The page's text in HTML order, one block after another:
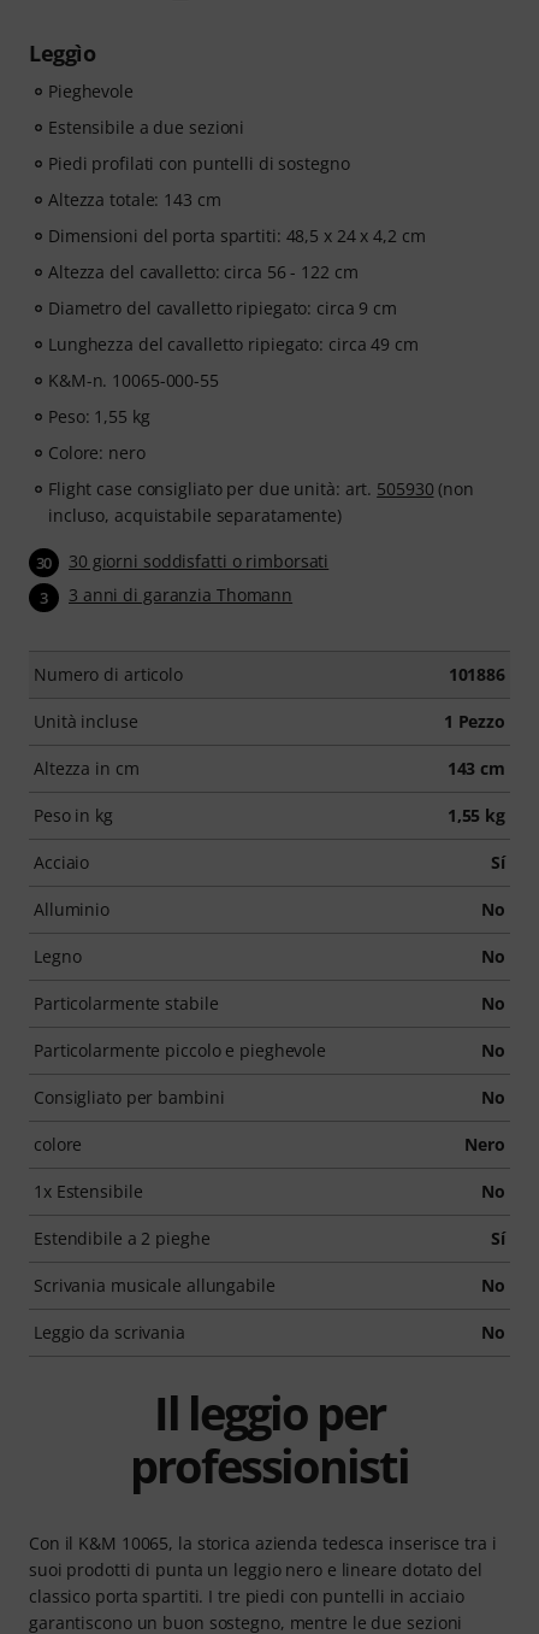
Leggìo
Pieghevole
Estensibile a due sezioni
Piedi profilati con puntelli di sostegno
Altezza totale: 143 cm
Dimensioni del porta spartiti: 48,5 x 24 x 4,2 cm
Altezza del cavalletto: circa 56 - 122 cm
Diametro del cavalletto ripiegato: circa 9 cm
Lunghezza del cavalletto ripiegato: circa 49 cm
K&M-n. 10065-000-55
Peso: 1,55 kg
Colore: nero
Flight case consigliato per due unità: art. 505930 (non
incluso, acquistabile separatamente)
30 30 giorni soddisfatti o rimborsati
3 3 anni di garanzia Thomann
Numero di articolo 101886
Unità incluse 1 Pezzo
Altezza in cm 143 cm
Peso in kg 1,55 kg
Acciaio Sí
Alluminio No
Legno No
Particolarmente stabile No
Particolarmente piccolo e pieghevole No
Consigliato per bambini No
colore Nero
1x Estensibile No
Estendibile a 2 pieghe Sí
Scrivania musicale allungabile No
Leggio da scrivania No
Il leggio per
professionisti
Con il K&M 10065, la storica azienda tedesca inserisce tra i
suoi prodotti di punta un leggio nero e lineare dotato del
classico porta spartiti. I tre piedi con puntelli in acciaio
garantiscono un buon sostegno, mentre le due sezioni